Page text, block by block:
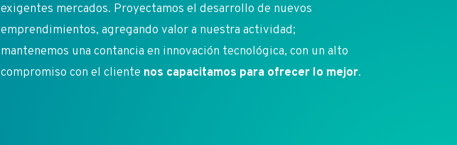
exigentes mercados. Proyectamos el desarrollo de nuevos
emprendimientos, agregando valor a nuestra actividad;
mantenemos una contancia en innovación tecnológica, con un alto
compromiso con el cliente nos capacitamos para ofrecer lo mejor.